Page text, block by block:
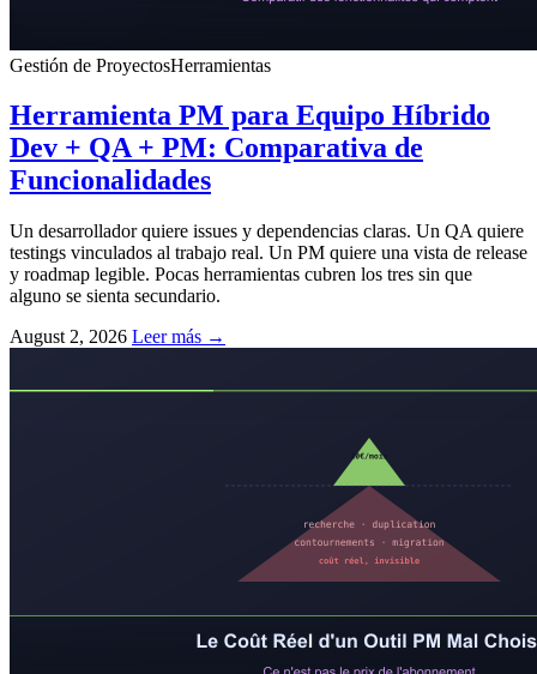
Gestión de ProyectosHerramientas
Herramienta PM para Equipo Híbrido
Dev + QA + PM: Comparativa de
Funcionalidades
Un desarrollador quiere issues y dependencias claras. Un QA quiere
testings vinculados al trabajo real. Un PM quiere una vista de release
y roadmap legible. Pocas herramientas cubren los tres sin que
alguno se sienta secundario.
August 2, 2026 Leer más →